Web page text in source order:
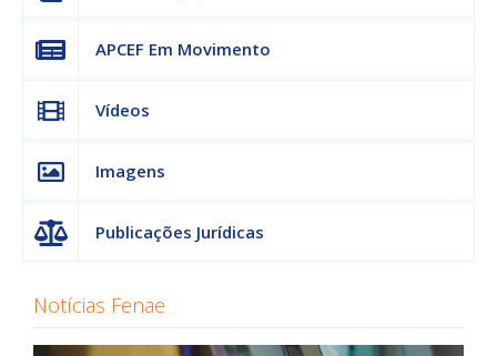
APCEF Em Movimento
Vídeos
Imagens
Publicações Jurídicas
Notícias Fenae